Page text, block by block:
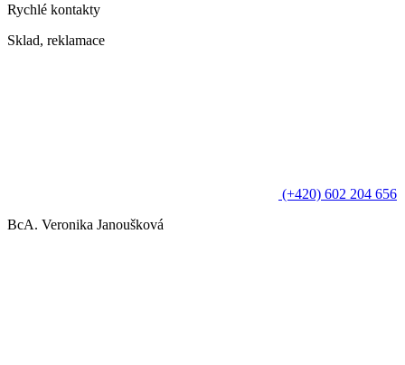
Rychlé kontakty
Sklad, reklamace
(+420) 602 204 656
BcA. Veronika Janoušková